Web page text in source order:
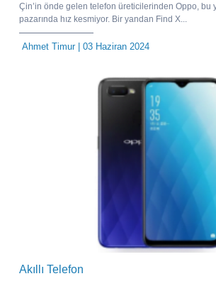
Çin’in önde gelen telefon üreticilerinden Oppo, bu
pazarında hız kesmiyor. Bir yandan Find X...
Ahmet Timur| 03 Haziran 2024
Akıllı Telefon